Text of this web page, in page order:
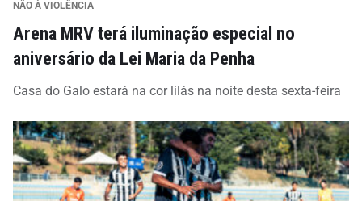
NÃO À VIOLÊNCIA
Arena MRV terá iluminação especial no
aniversário da Lei Maria da Penha
Casa do Galo estará na cor lilás na noite desta sexta-feira